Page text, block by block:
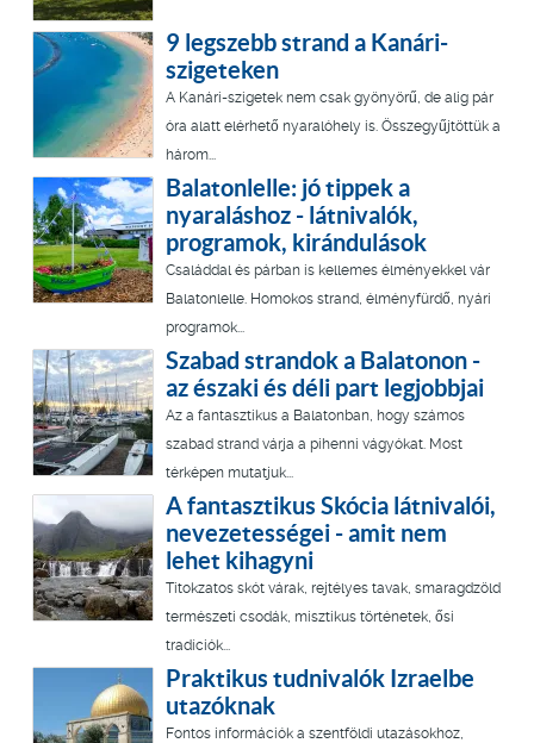
9 legszebb strand a Kanári-
szigeteken
A Kanári-szigetek nem csak gyönyörű, de alig pár
óra alatt elérhető nyaralóhely is. Összegyűjtöttük a
három...
Balatonlelle: jó tippek a
nyaraláshoz - látnivalók,
programok, kirándulások
Családdal és párban is kellemes élményekkel vár
Balatonlelle. Homokos strand, élményfürdő, nyári
programok...
Szabad strandok a Balatonon -
az északi és déli part legjobbjai
Az a fantasztikus a Balatonban, hogy számos
szabad strand várja a pihenni vágyókat. Most
térképen mutatjuk...
A fantasztikus Skócia látnivalói,
nevezetességei - amit nem
lehet kihagyni
Titokzatos skót várak, rejtélyes tavak, smaragdzöld
természeti csodák, misztikus történetek, ősi
tradíciók...
Praktikus tudnivalók Izraelbe
utazóknak
Fontos információk a szentföldi utazásokhoz,